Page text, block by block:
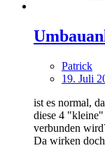
Patrick
19. Juli
ist es normal,
diese 4
verbunden
Da wirken